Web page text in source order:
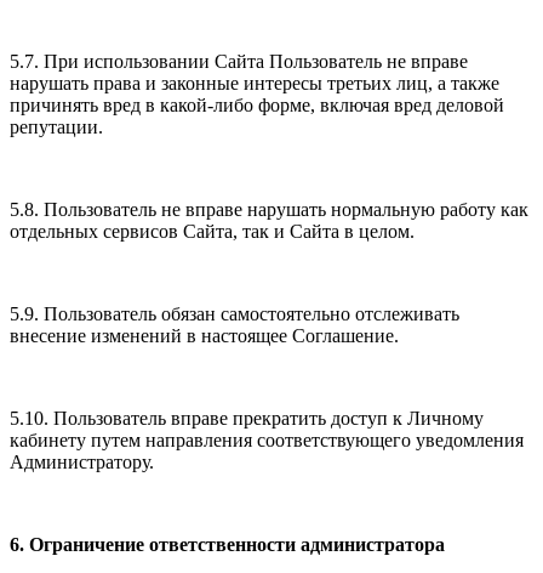
5.7. При использовании Сайта Пользователь не вправе
нарушать права и законные интересы третьих лиц, а также
причинять вред в какой-либо форме, включая вред деловой
репутации.
5.8. Пользователь не вправе нарушать нормальную работу как
отдельных сервисов Сайта, так и Сайта в целом.
5.9. Пользователь обязан самостоятельно отслеживать
внесение изменений в настоящее Соглашение.
5.10. Пользователь вправе прекратить доступ к Личному
кабинету путем направления соответствующего уведомления
Администратору.
6. Ограничение ответственности администратора